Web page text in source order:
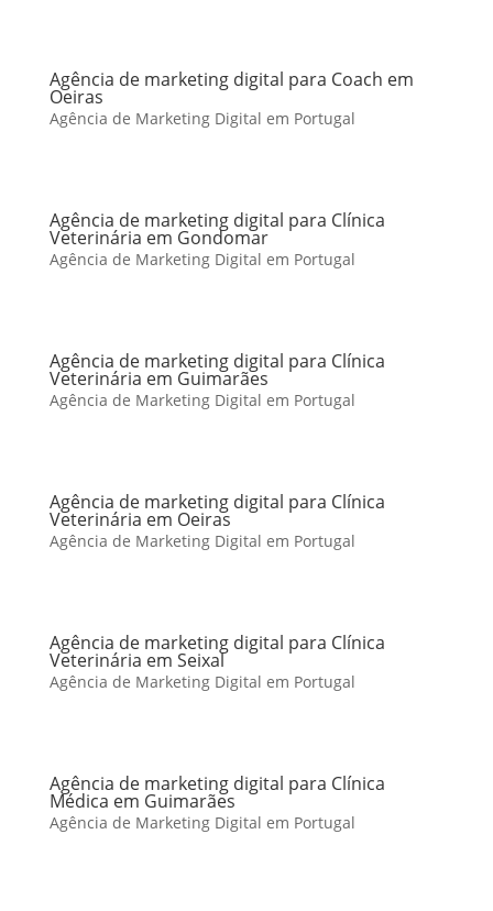
Agência de marketing digital para Coach em
Oeiras
Agência de Marketing Digital em Portugal
Agência de marketing digital para Clínica
Veterinária em Gondomar
Agência de Marketing Digital em Portugal
Agência de marketing digital para Clínica
Veterinária em Guimarães
Agência de Marketing Digital em Portugal
Agência de marketing digital para Clínica
Veterinária em Oeiras
Agência de Marketing Digital em Portugal
Agência de marketing digital para Clínica
Veterinária em Seixal
Agência de Marketing Digital em Portugal
Agência de marketing digital para Clínica
Médica em Guimarães
Agência de Marketing Digital em Portugal